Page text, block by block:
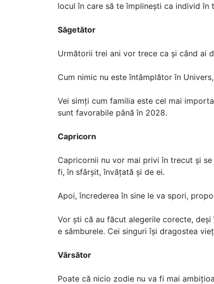
locul în care să te împlinești ca individ în
Săgetător
Următorii trei ani vor trece ca și când ai
Cum nimic nu este întâmplător în
Vei simți cum familia este cel mai
sunt favorabile până în 2028.
Capricorn
Capricornii nu vor mai privi în trecut și
fi, în sfârșit, învățată și de ei.
Apoi, încrederea în sine le va spori,
Vor ști că au făcut alegerile corecte,
e sâmburele. Cei singuri își dragostea
Vărsător
Poate că nicio zodie nu va fi mai